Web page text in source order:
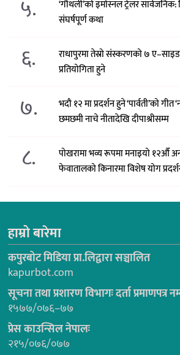
५.
‘गौँथली’को इमोस्नल ट्रेलर
संघर्षपूर्ण कथा
६.
राधापुरमा तेस्रो संस्करणको ७
प्रतियोगिता हुने
७.
भदौ १२ मा प्रदर्शन हुने ‘पार्वती’को
छमछमी नाचे नीतादेखि दीपाश्रीसम्म
८.
पोखरामा भव्य रूपमा मनाइयो १२औँ
फेवातालको किनारमा विशेष योग
हाम्रो बारेमा
कपुरबोट मिडिया प्रा.लिद्वारा सञ्चालित
kapurbot.com
सूचना तथा प्रशारण विभागः दर्ता प्रमाणपत्र
१५७७/०७६–७७
प्रेस काउन्सिल नेपालः
२१५/०७६/०७७